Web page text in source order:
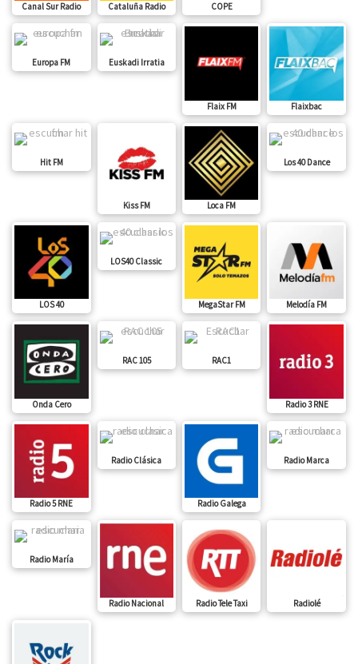
Canal Sur Radio Cataluña Radio COPE
Europa FM Euskadi Irratia
Flaix FM Flaixbac
Hit FM
Kiss FM Loca FM
Los 40 Dance
LOS 40
LOS40 Classic
MegaStar FM Melodía FM
Onda Cero
RAC 105 RAC1
Radio 3 RNE
Radio 5 RNE
Radio Clásica
Radio Galega
Radio Marca
Radio María
Radio Nacional Radio Tele Taxi Radiolé